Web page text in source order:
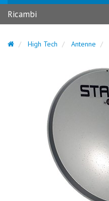
Ricambi
High Tech Antenne